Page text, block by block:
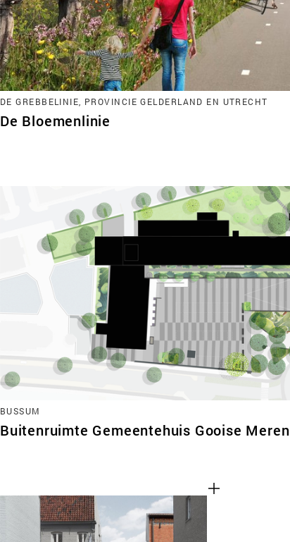
DE GREBBELINIE, PROVINCIE GELDERLAND EN UTRECHT
De Bloemenlinie
BUSSUM
Buitenruimte Gemeentehuis Gooise Meren